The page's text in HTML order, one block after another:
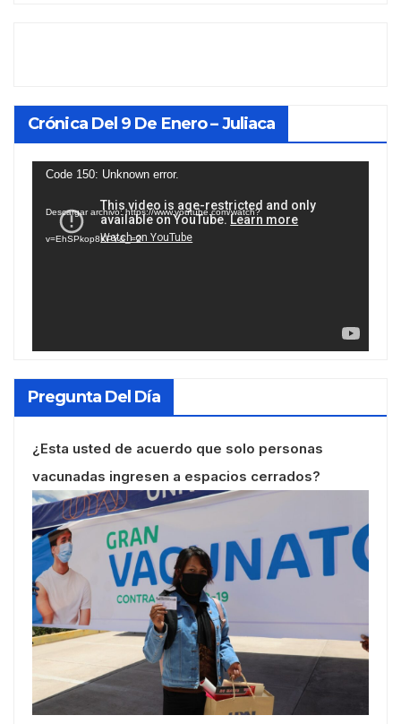
Crónica Del 9 De Enero – Juliaca
Reproductor
vídeo
Code 150: Unknown error.
Descargar archivo: https://www.youtube.com/watch?
v=EhSPkop8KPY&_=2
Pregunta Del Día
¿Esta usted de acuerdo que solo personas
vacunadas ingresen a espacios cerrados?